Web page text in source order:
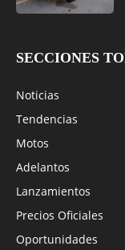
SECCIONES
Noticias
Tendencias
Motos
Adelantos
Lanzamientos
Precios Oficiales
Oportunidades